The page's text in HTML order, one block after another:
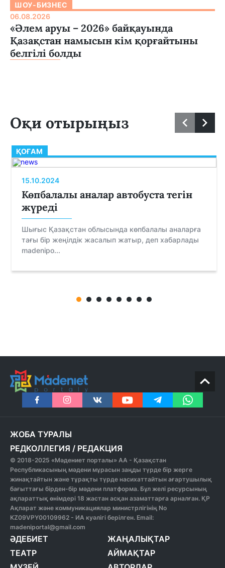
ШОУ-БИЗНЕС
06.08.2026
«Әлем аруы – 2026» байқауында
Қазақстан намысын кім қорғайтыны
белгілі болды
Оқи отырыңыз
ҚОҒАМ
15.10.2024
Көпбалалы аналар автобуста тегін
жүреді
Шығыс Қазақстан облысында көпбалалы аналарға
тағы бір жеңілдік жасалып жатыр, деп хабарлады
madenipo...
ЖОБА ТУРАЛЫ
РЕДКОЛЛЕГИЯ / РЕДАКЦИЯ
© 2018-2025 «Мәдениет порталы» АА - Қазақстан
Республикасының мәдени мұрасын заңды түрде бір жерге
жинақтайтын және тұрақты түрде насихаттайтын ағартушылық
бағыттағы бірден-бір мәдени платформа. Бұл желі ресурсының
ақпараттық өнімдері 18 жастан асқан азаматтарға арналған. ҚР
Ақпарат және коммуникациялар министрлігінің No
KZ09VPY00109962 - ИА куәлігі берілген. Email:
madeniportal@gmail.com
ӘДЕБИЕТ
ТЕАТР
ЖАҢАЛЫҚТАР
АЙМАҚТАР